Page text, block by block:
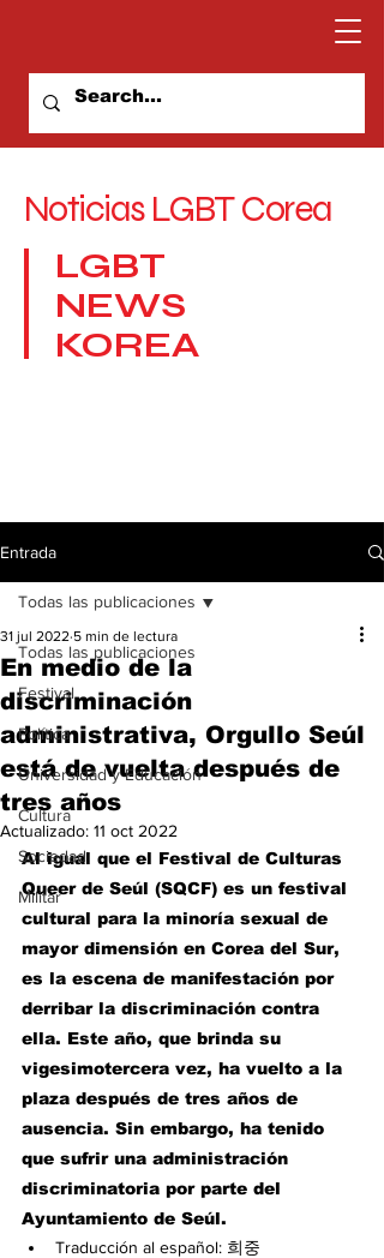
Noticias LGBT Corea
LGBT
NEWS
KOREA
Entrada
Todas las publicaciones
Festival
Política
Universidad y Educación
Cultura
Sociedad
Militar
Todas las publicaciones
En medio de la
discriminación
administrativa, Orgullo Seúl
está de vuelta después de
tres años
31 jul 2022 5 min de lectura
Actualizado: 11 oct 2022
Al igual que el Festival de Culturas
Queer de Seúl (SQCF) es un festival
cultural para la minoría sexual de
mayor dimensión en Corea del Sur,
es la escena de manifestación por
derribar la discriminación contra
ella. Este año, que brinda su
vigesimotercera vez, ha vuelto a la
plaza después de tres años de
ausencia. Sin embargo, ha tenido
que sufrir una administración
discriminatoria por parte del
Ayuntamiento de Seúl.
Traducción al español: 희중